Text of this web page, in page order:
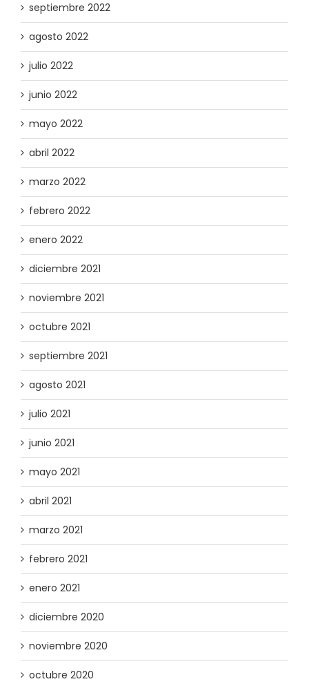
septiembre 2022
agosto 2022
julio 2022
junio 2022
mayo 2022
abril 2022
marzo 2022
febrero 2022
enero 2022
diciembre 2021
noviembre 2021
octubre 2021
septiembre 2021
agosto 2021
julio 2021
junio 2021
mayo 2021
abril 2021
marzo 2021
febrero 2021
enero 2021
diciembre 2020
noviembre 2020
octubre 2020